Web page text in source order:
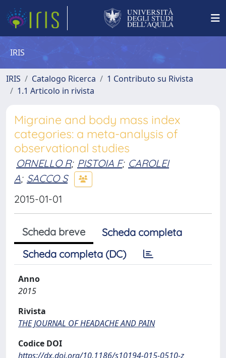
IRIS
IRIS Catalogo Ricerca
1 Contributo su Rivista
1.1 Articolo in rivista
Migraine and body mass index
categories: a meta-analysis of
observational studies
ORNELLO R; PISTOIA F; CAROLEI
A; SACCO S
2015-01-01
Scheda breve
Scheda completa
Scheda completa (DC)
Anno
2015
Rivista
THE JOURNAL OF HEADACHE AND PAIN
Codice DOI
https://dx.doi.org/10.1186/s10194-015-0510-z